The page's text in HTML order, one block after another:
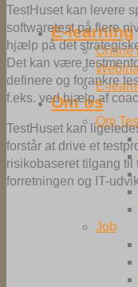
E-learning
Online
E-
Om os
Om
Job
TestHuset kan levere
softwaretest på flere
hjælp på det
Det kan være
definere og forankre
f.eks. ved hjælp af
TestHuset kan
forstår at drive et
risikobaseret tilgang til
forretningen og IT-